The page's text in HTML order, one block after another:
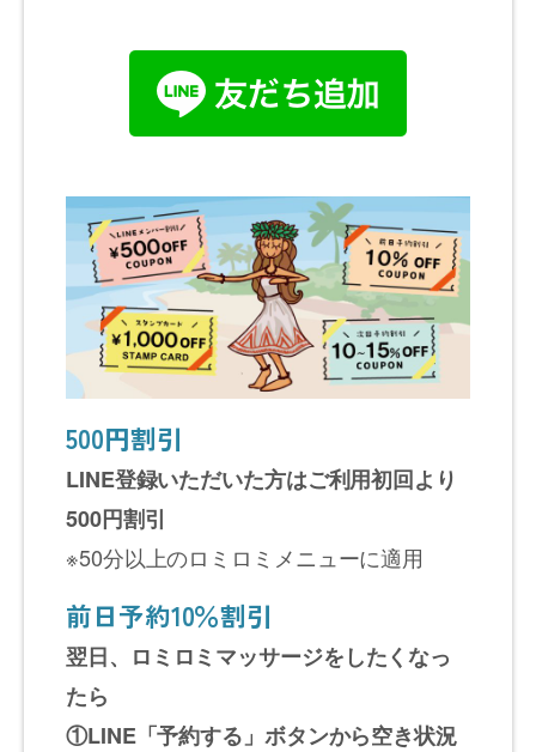
500円割引
LINE登録いただいた方はご利用初回より
500円割引
※50分以上のロミロミメニューに適用
前日予約10％割引
翌日、ロミロミマッサージをしたくなっ
たら
①LINE「予約する」ボタンから空き状況